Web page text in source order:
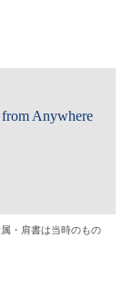
務所Anywhere
・肩書は当時のもの